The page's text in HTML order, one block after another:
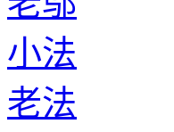
小法
老法